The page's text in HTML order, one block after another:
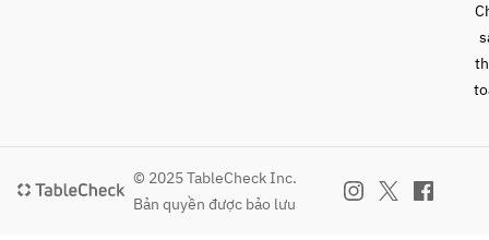
© 2025 TableCheck Inc.
Bản quyền được bảo lưu